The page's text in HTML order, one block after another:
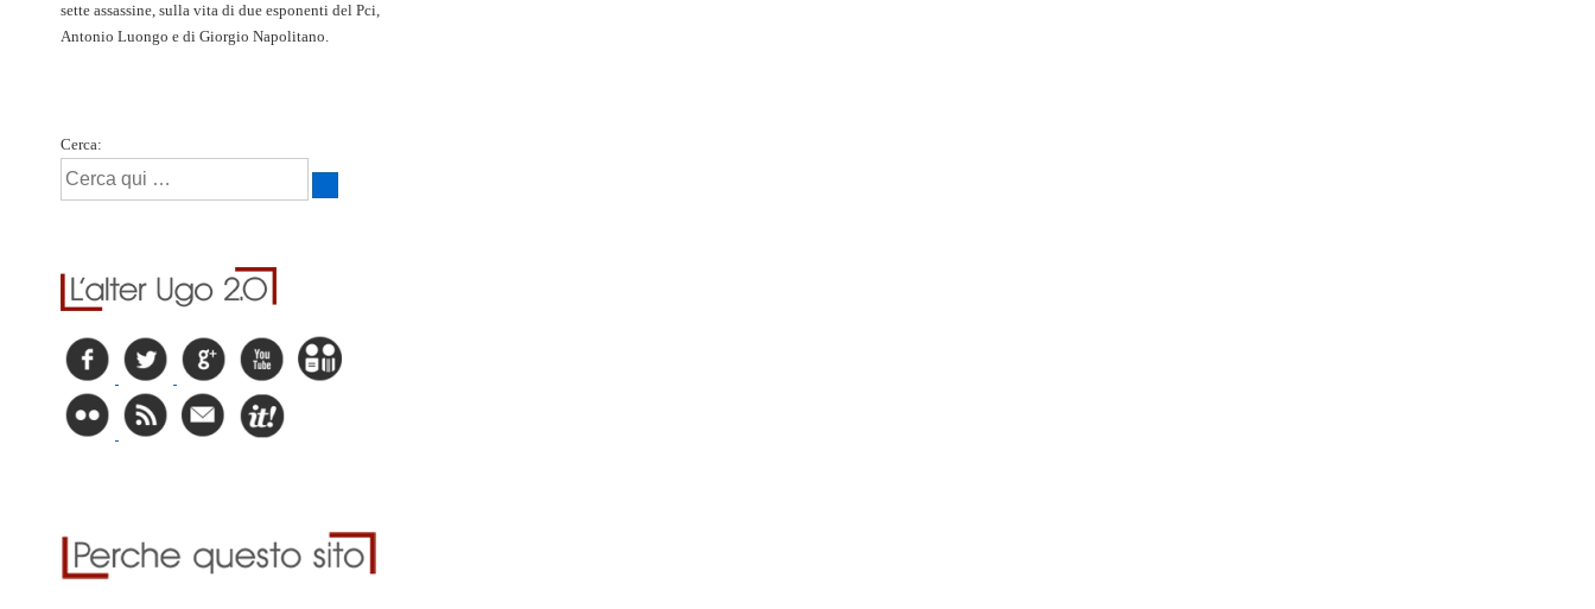
sette assassine, sulla vita di due esponenti del Pci,
Antonio Luongo e di Giorgio Napolitano.
Cerca: